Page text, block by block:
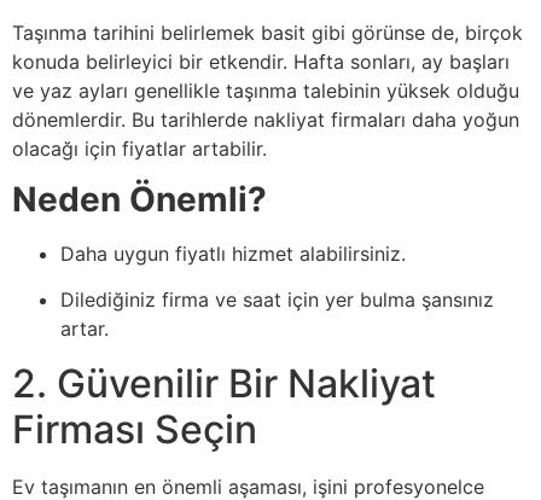
Taşınma tarihini belirlemek basit gibi görünse de, birçok
konuda belirleyici bir etkendir. Hafta sonları, ay başları
ve yaz ayları genellikle taşınma talebinin yüksek olduğu
dönemlerdir. Bu tarihlerde nakliyat firmaları daha yoğun
olacağı için fiyatlar artabilir.
Neden Önemli?
Daha uygun fiyatlı hizmet alabilirsiniz.
Dilediğiniz firma ve saat için yer bulma şansınız
artar.
2. Güvenilir Bir Nakliyat
Firması Seçin
Ev taşımanın en önemli aşaması, işini profesyonelce